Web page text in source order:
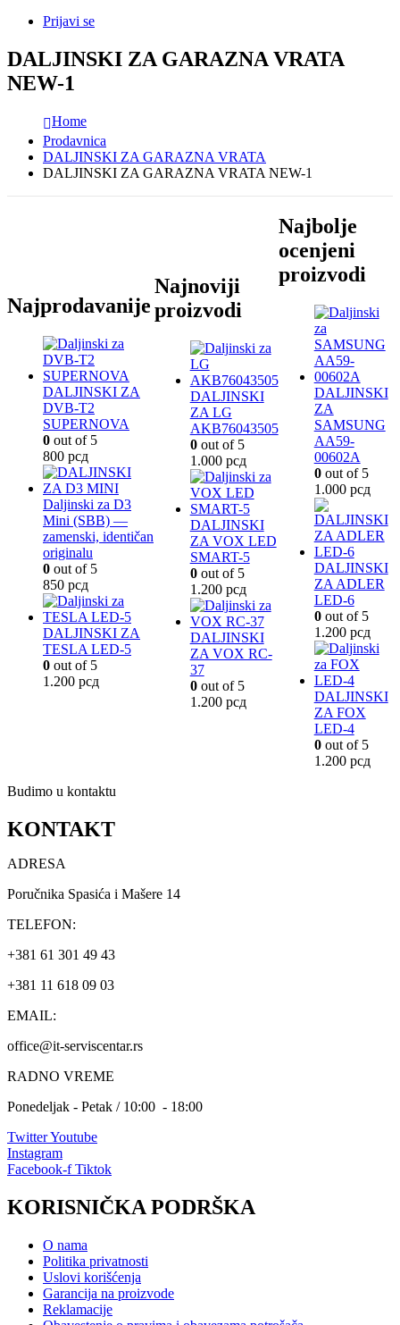
Prijavi se
DALJINSKI ZA GARAZNA VRATA
NEW-1
Home
Prodavnica
DALJINSKI ZA GARAZNA VRATA
DALJINSKI ZA GARAZNA VRATA NEW-1
Najprodavanije
DALJINSKI ZA
DVB-T2
SUPERNOVA
0 out of 5
800 рсд
Daljinski za D3
Mini (SBB) —
zamenski, identičan
originalu
0 out of 5
850 рсд
DALJINSKI ZA
TESLA LED-5
0 out of 5
1.200 рсд
Najnoviji
proizvodi
DALJINSKI
ZA LG
AKB76043505
0out of 5
1.000 рсд
DALJINSKI
ZA VOX LED
SMART-5
0out of 5
1.200 рсд
DALJINSKI
ZA VOX RC-
37
0out of 5
1.200 рсд
Najbolje
ocenjeni
proizvodi
DALJINSKI
ZA
SAMSUNG
AA59-
00602A
0out of 5
1.000 рсд
DALJINSKI
ZA ADLER
LED-6
0out of 5
1.200 рсд
DALJINSKI
ZA FOX
LED-4
0out of 5
1.200 рсд
Budimo u kontaktu
KONTAKT
ADRESA
Poručnika Spasića i Mašere 14
TELEFON:
+381 61 301 49 43
+381 11 618 09 03
EMAIL:
office@it-serviscentar.rs
RADNO VREME
Ponedeljak - Petak / 10:00 - 18:00
TwitterYoutube
Instagram
Facebook-f Tiktok
KORISNIČKA PODRŠKA
O nama
Politika privatnosti
Uslovi korišćenja
Garancija na proizvode
Reklamacije